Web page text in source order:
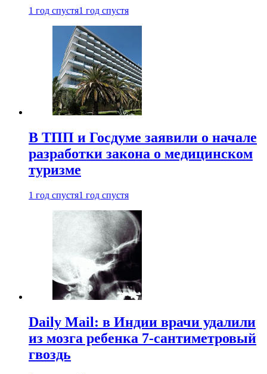
1 год спустя1 год спустя
В ТПП и Госдуме заявили о начале
разработки закона о медицинском
туризме
1 год спустя1 год спустя
Daily Mail: в Индии врачи удалили
из мозга ребенка 7-сантиметровый
гвоздь